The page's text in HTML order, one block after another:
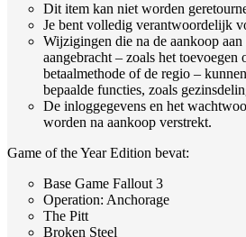
Dit item kan niet worden
Je bent volledig verantwoordelijk
Wijzigingen die na de aankoop
aangebracht – zoals het
betaalmethode of de regio –
bepaalde functies, zoals
De inloggegevens en het
worden na aankoop verstrekt.
Game of the Year Edition bevat:
Base Game Fallout 3
Operation: Anchorage
The Pitt
Broken Steel